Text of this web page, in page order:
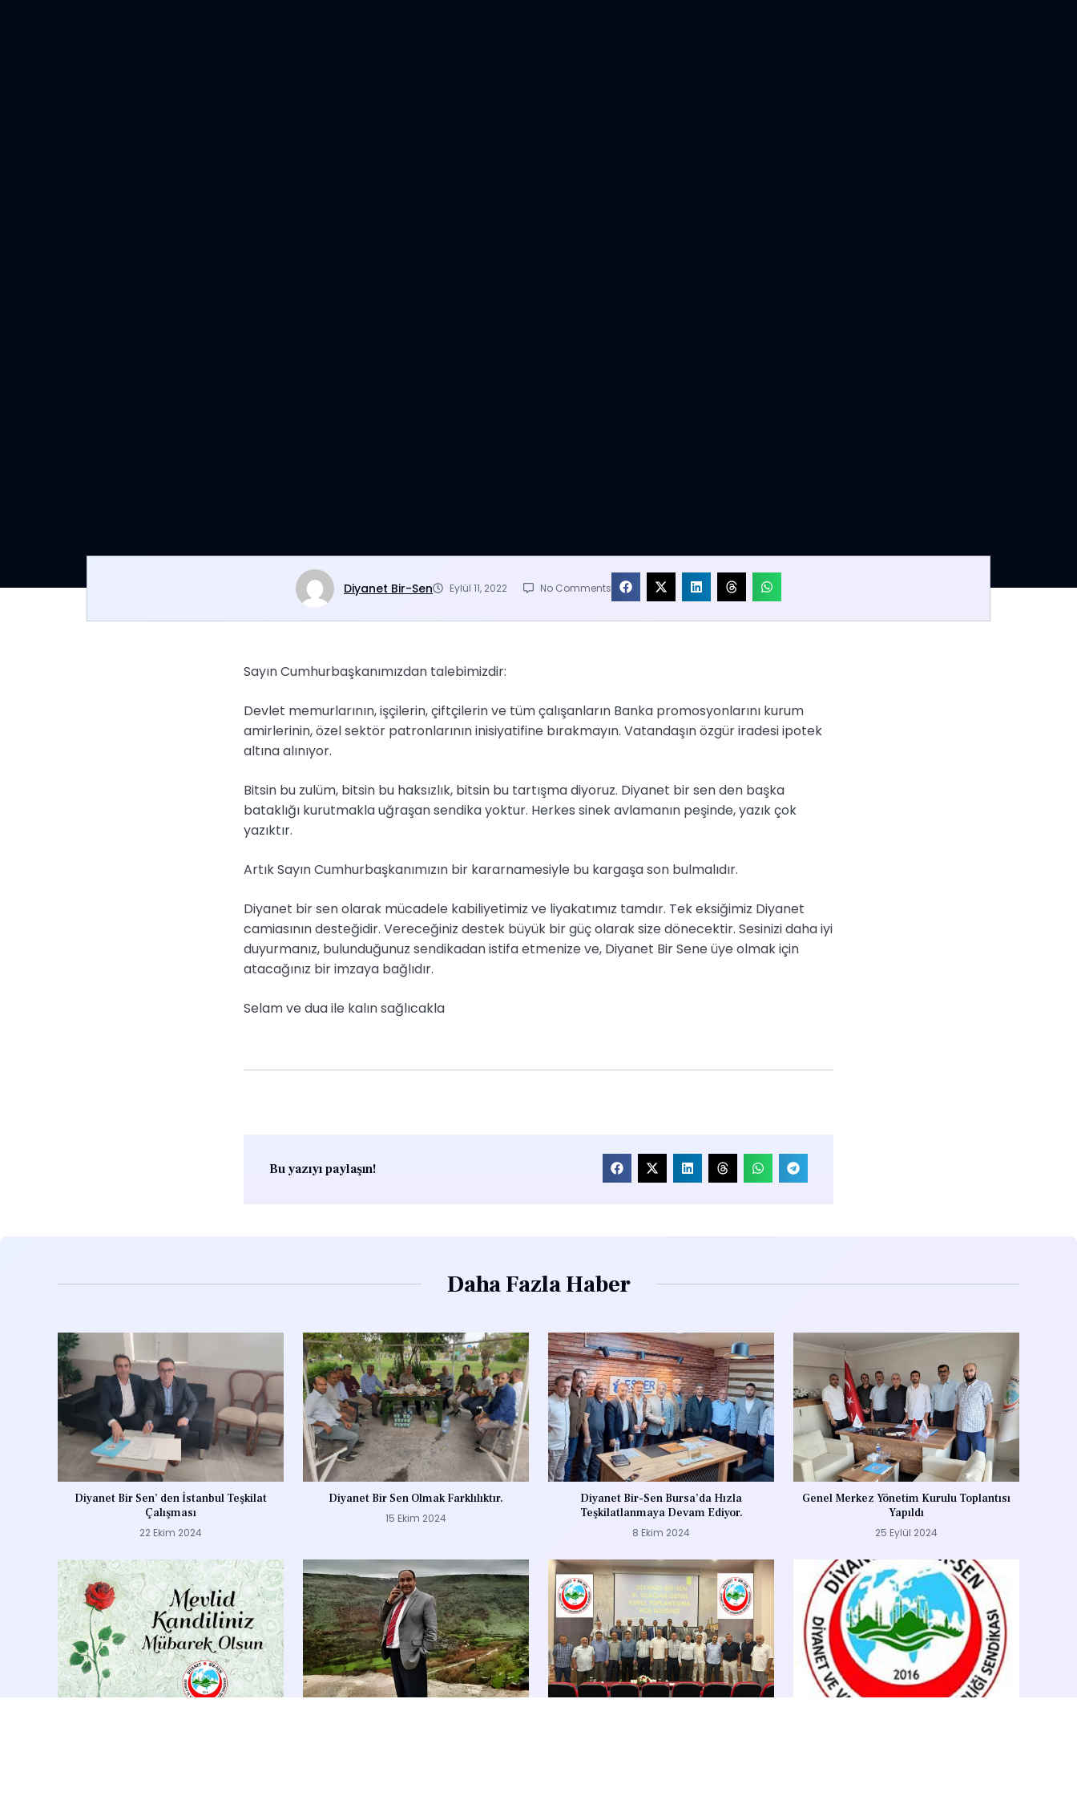
Diyanet Bir-Sen Eylül 11, 2022 No Comments
Sayın Cumhurbaşkanımızdan talebimizdir:
Devlet memurlarının, işçilerin, çiftçilerin ve tüm çalışanların Banka promosyonlarını kurum
amirlerinin, özel sektör patronlarının inisiyatifine bırakmayın. Vatandaşın özgür iradesi ipotek
altına alınıyor.
Bitsin bu zulüm, bitsin bu haksızlık, bitsin bu tartışma diyoruz. Diyanet bir sen den başka
bataklığı kurutmakla uğraşan sendika yoktur. Herkes sinek avlamanın peşinde, yazık çok
yazıktır.
Artık Sayın Cumhurbaşkanımızın bir kararnamesiyle bu kargaşa son bulmalıdır.
Diyanet bir sen olarak mücadele kabiliyetimiz ve liyakatımız tamdır. Tek eksiğimiz Diyanet
camiasının desteğidir. Vereceğiniz destek büyük bir güç olarak size dönecektir. Sesinizi daha iyi
duyurmanız, bulunduğunuz sendikadan istifa etmenize ve, Diyanet Bir Sene üye olmak için
atacağınız bir imzaya bağlıdır.
Selam ve dua ile kalın sağlıcakla
Bu yazıyı paylaşın!
Daha Fazla Haber
Diyanet Bir Sen’ den İstanbul Teşkilat
Çalışması
22 Ekim 2024
Diyanet Bir Sen Olmak Farklılıktır.
15 Ekim 2024
Diyanet Bir-Sen Bursa’da Hızla
Teşkilatlanmaya Devam Ediyor.
8 Ekim 2024
Genel Merkez Yönetim Kurulu Toplantısı
Yapıldı
25 Eylül 2024